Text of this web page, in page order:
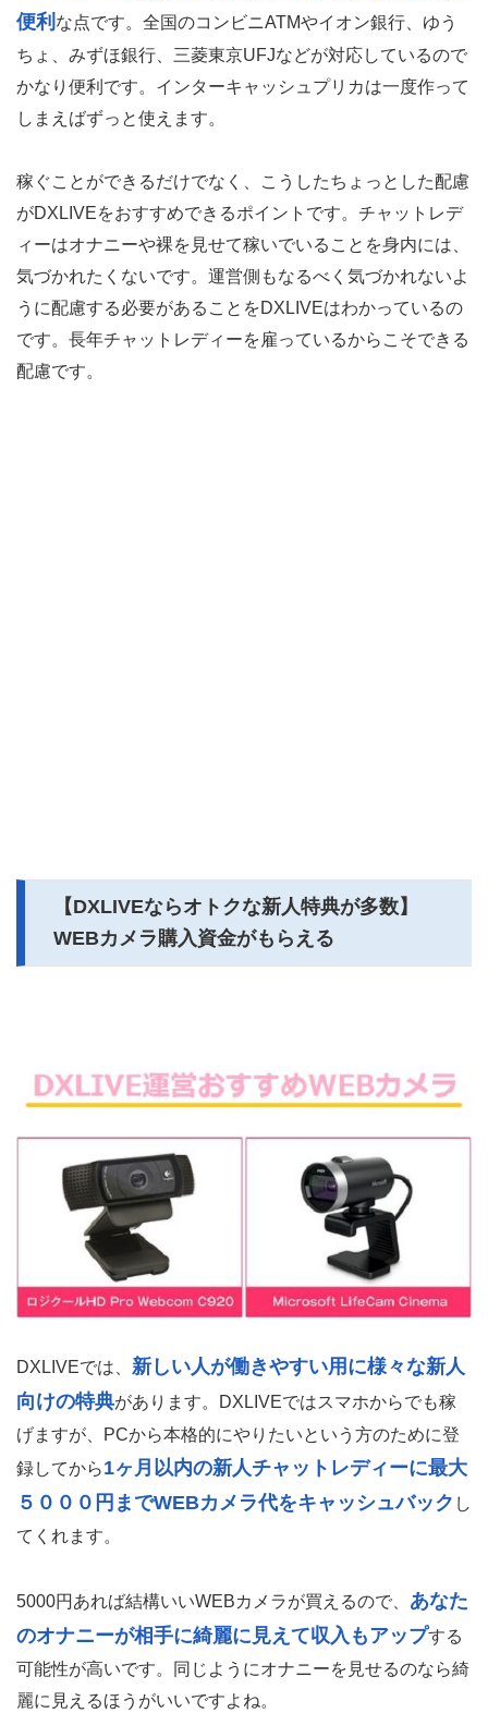
便利 な点です。全国のコンビニATMやイオン銀行、ゆう
ちょ、みずほ銀行、三菱東京UFJなどが対応しているので
かなり便利です。インターキャッシュプリカは一度作って
しまえばずっと使えます。
稼ぐことができるだけでなく、こうしたちょっとした配慮
がDXLIVEをおすすめできるポイントです。チャットレデ
ィーはオナニーや裸を見せて稼いでいることを身内には、
気づかれたくないです。運営側もなるべく気づかれないよ
うに配慮する必要があることをDXLIVEはわかっているの
です。長年チャットレディーを雇っているからこそできる
配慮です。
【DXLIVEならオトクな新人特典が多数】
WEBカメラ購入資金がもらえる
DXLIVEでは、 新しい人が働きやすい用に様々な新人
向けの特典があります。DXLIVEではスマホからでも稼
げますが、PCから本格的にやりたいという方のために登
録してから1ヶ月以内の新人チャットレディーに最大
５０００円までWEBカメラ代をキャッシュバック し
てくれます。
5000円あれば結構いいWEBカメラが買えるので、 あなた
のオナニーが相手に綺麗に見えて収入もアップする
可能性が高いです。同じようにオナニーを見せるのなら綺
麗に見えるほうがいいですよね。